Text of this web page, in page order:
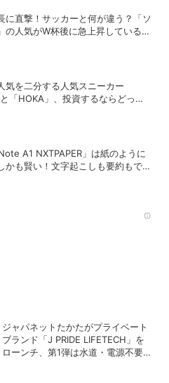
に直撃！サッカーと何が違う？「ソ
の人気がW杯後に急上昇しているワ
気を二分する人気スニーカー
と「HOKA」、投資するならどっ
A1 NXTPAPER」は紙のように
かも賢い！文字起こしも要約もでき
ジャパネットたかたがプライベート
ブランド「J PRIDE LIFETECH」を
ローンチ、第1弾は水道・電源不要